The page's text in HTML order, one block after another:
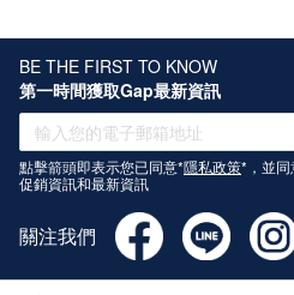
BE THE FIRST TO KNOW
第一時間獲取Gap最新資訊
點擊箭頭即表示您已同意*隱私政策*，並同
促銷資訊和最新資訊
關注我們